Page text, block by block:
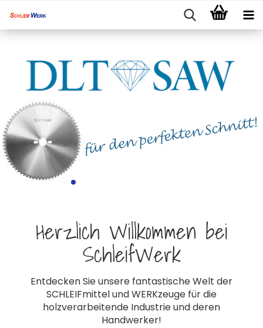
Herzlich Willkommen bei
SchleifWerk
Entdecken Sie unsere fantastische Welt der
SCHLEIFmittel und WERKzeuge für die
holzverarbeitende Industrie und deren
Handwerker!